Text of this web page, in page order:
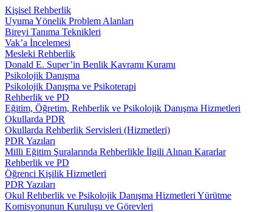
Kişisel Rehberlik
Uyuma Yönelik Problem Alanları
Bireyi Tanıma Teknikleri
Vak’a İncelemesi
Mesleki Rehberlik
Donald E. Super’in Benlik Kavramı Kuramı
Psikolojik Danışma
Psikolojik Danışma ve Psikoterapi
Rehberlik ve PD
Eğitim, Öğretim, Rehberlik ve Psikolojik Danışma Hizmetleri
Okullarda PDR
Okullarda Rehberlik Servisleri (Hizmetleri)
PDR Yazıları
Milli Eğitim Şuralarında Rehberlikle İlgili Alınan Kararlar
Rehberlik ve PD
Öğrenci Kişilik Hizmetleri
PDR Yazıları
Okul Rehberlik ve Psikolojik Danışma Hizmetleri Yürütme
Komisyonunun Kuruluşu ve Görevleri